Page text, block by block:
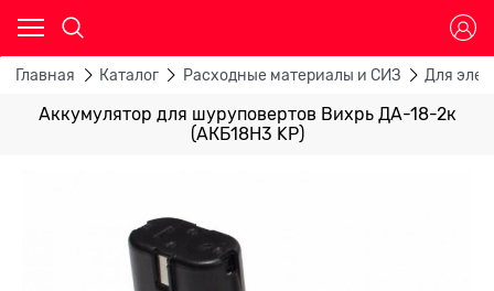
Главная Каталог Расходные материалы и СИЗ Для
Аккумулятор для шуруповертов Вихрь ДА-18-2к
(АКБ18Н3 KP)